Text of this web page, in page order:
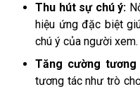
Thu hút sự chú ý:
hiệu ứng đặc biệt
chú ý của người xem.
Tăng cường tương
tương tác như trò